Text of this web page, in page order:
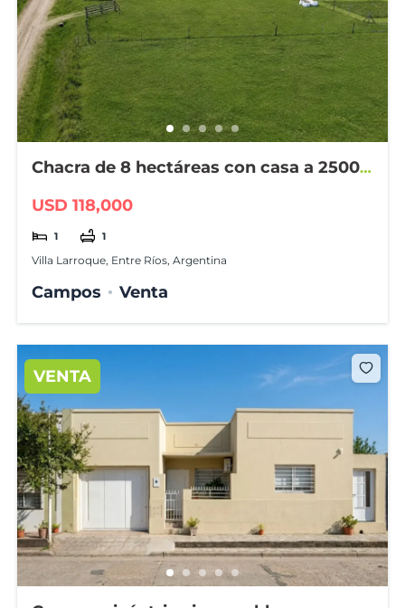
Chacra de 8 hectáreas con casa a 2500
USD 118,000
1 1
Villa Larroque, Entre Ríos, Argentina
Campos Venta
VENTA